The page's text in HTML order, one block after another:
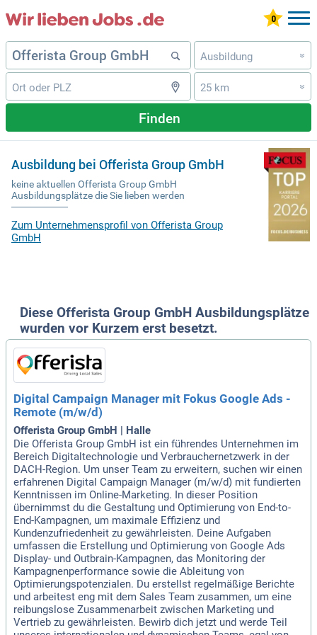
Ausbildung »
25 km »
Finden
Ausbildung bei Offerista Group GmbH
keine aktuellen Offerista Group GmbH
Ausbildungsplätze die Sie lieben werden
Zum Unternehmensprofil von Offerista Group
GmbH
Diese Offerista Group GmbH Ausbildungsplätze
wurden vor Kurzem erst besetzt.
Digital Campaign Manager mit Fokus Google Ads -
Remote (m/w/d)
Offerista Group GmbH | Halle
Die Offerista Group GmbH ist ein führendes Unternehmen im
Bereich Digitaltechnologie und Verbrauchernetzwerk in der
DACH-Region. Um unser Team zu erweitern, suchen wir einen
erfahrenen Digital Campaign Manager (m/w/d) mit fundierten
Kenntnissen im Online-Marketing. In dieser Position
übernimmst du die Gestaltung und Optimierung von End-to-
End-Kampagnen, um maximale Effizienz und
Kundenzufriedenheit zu gewährleisten. Deine Aufgaben
umfassen die Erstellung und Optimierung von Google Ads
Display- und Outbrain-Kampagnen, das Monitoring der
Kampagnenperformance sowie die Ableitung von
Optimierungspotenzialen. Du erstellst regelmäßige Berichte
und arbeitest eng mit dem Sales Team zusammen, um eine
reibungslose Zusammenarbeit zwischen Marketing und
Vertrieb zu gewährleisten. Bewirb dich jetzt und werde Teil